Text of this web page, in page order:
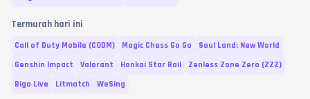
Termurah hari ini
Call of Duty Mobile (CODM) Magic Chess Go Go
Soul Land: New World
Genshin Impact
Valorant Honkai Star Rail
Zenless Zone Zero (ZZZ)
Bigo Live
Litmatch WeSing